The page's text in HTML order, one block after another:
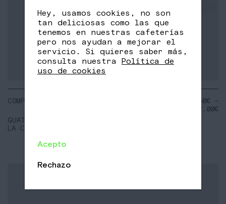
COMPETICIÓN
GUATEMALA
LA COLINA
25,50€ –
102,00€
Hey, usamos cookies, no son
tan deliciosas como las que
tenemos en nuestras cafeterías
pero nos ayudan a mejorar el
servicio. Si quieres saber más,
consulta nuestra Política de
uso de cookies
Acepto
Rechazo